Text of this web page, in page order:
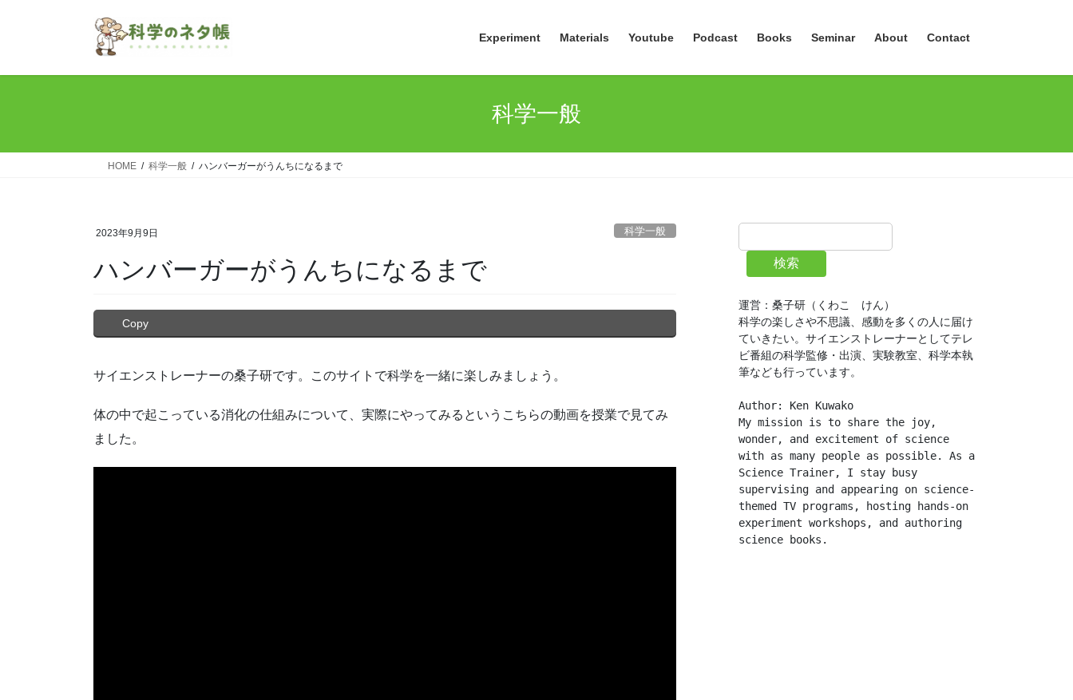
Experiment Materials Youtube Podcast Books Seminar About Contact
科学一般
HOME 科学一般 ハンバーガーがうんちになるまで
2023年9月9日 科学一般
ハンバーガーがうんちになるまで
Copy
サイエンストレーナーの桑子研です。このサイトで科学を一緒に楽しみましょう。
体の中で起こっている消化の仕組みについて、実際にやってみるというこちらの動画を授業で見てみ
ました。
検索
運営：桑子研（くわこ　けん）
科学の楽しさや不思議、感動を多くの人に届け
ていきたい。サイエンストレーナーとしてテレ
ビ番組の科学監修・出演、実験教室、科学本執
筆なども行っています。
Author: Ken Kuwako
My mission is to share the joy,
wonder, and excitement of science
with as many people as possible. As a
Science Trainer, I stay busy
supervising and appearing on science-
themed TV programs, hosting hands-on
experiment workshops, and authoring
science books.